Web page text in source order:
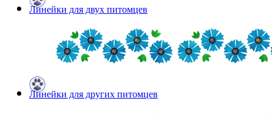
Линейки для двух питомцев
Линейки для других питомцев